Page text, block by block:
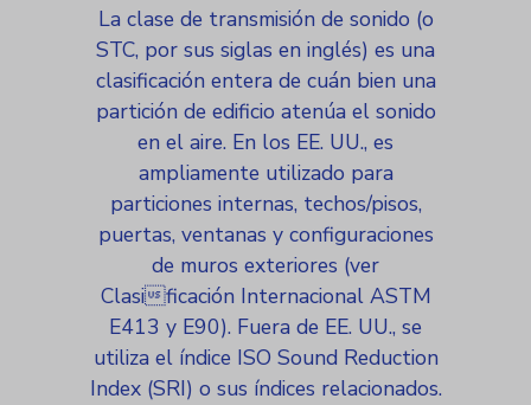
La clase de transmisión de sonido (o
STC, por sus siglas en inglés) es una
clasificación entera de cuán bien una
partición de edificio atenúa el sonido
en el aire. En los EE. UU., es
ampliamente utilizado para
particiones internas, techos/pisos,
puertas, ventanas y configuraciones
de muros exteriores (ver
Clasificación Internacional ASTM
E413 y E90). Fuera de EE. UU., se
utiliza el índice ISO Sound Reduction
Index (SRI) o sus índices relacionados.